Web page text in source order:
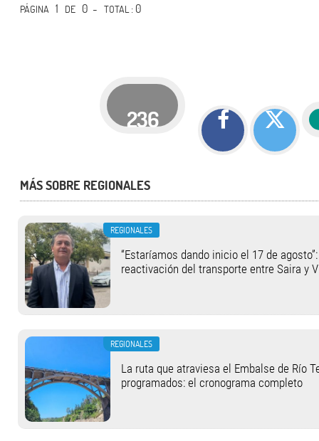
PÁGINA 1 DE 0 -TOTAL: 0
236
MÁS SOBRE REGIONALES
REGIONALES
“Estaríamos dando inicio el 17 de
reactivación del transporte entre Saira y
REGIONALES
La ruta que atraviesa el Embalse de Río
programados: el cronograma completo